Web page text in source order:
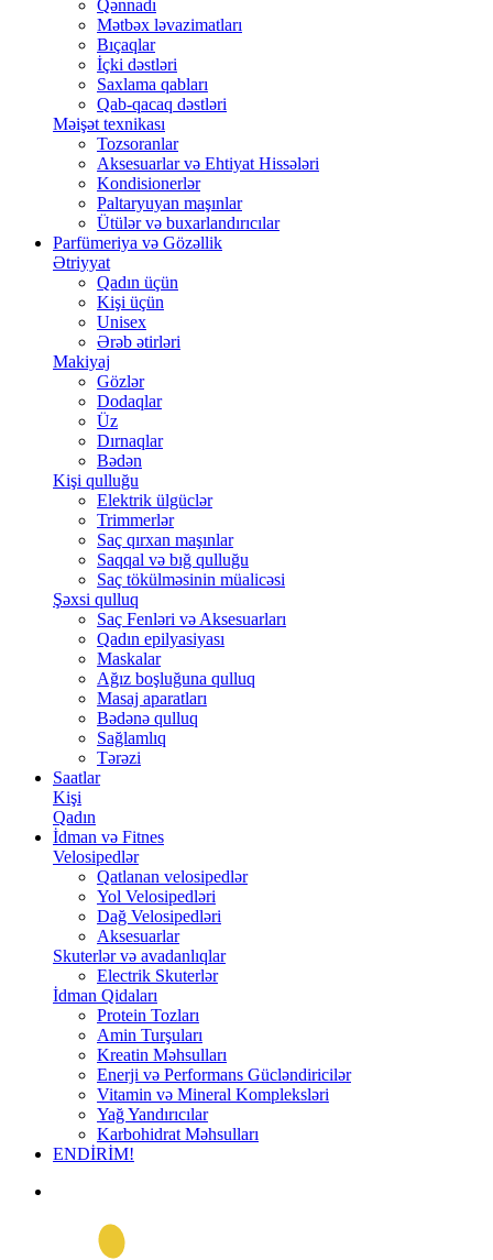
Qənnadı
Mətbəx ləvazimatları
Bıçaqlar
İçki dəstləri
Saxlama qabları
Qab-qacaq dəstləri
Məişət texnikası
Tozsoranlar
Aksesuarlar və Ehtiyat Hissələri
Kondisionerlər
Paltaryuyan maşınlar
Ütülər və buxarlandırıcılar
Parfümeriya və Gözəllik
Ətriyyat
Qadın üçün
Kişi üçün
Unisex
Ərəb ətirləri
Makiyaj
Gözlər
Dodaqlar
Üz
Dırnaqlar
Bədən
Kişi qulluğu
Elektrik ülgüclər
Trimmerlər
Saç qırxan maşınlar
Saqqal və bığ qulluğu
Saç tökülməsinin müalicəsi
Şəxsi qulluq
Saç Fenləri və Aksesuarları
Qadın epilyasiyası
Maskalar
Ağız boşluğuna qulluq
Masaj aparatları
Bədənə qulluq
Sağlamlıq
Tərəzi
Saatlar
Kişi
Qadın
İdman və Fitnes
Velosipedlər
Qatlanan velosipedlər
Yol Velosipedləri
Dağ Velosipedləri
Aksesuarlar
Skuterlər və avadanlıqlar
Electrik Skuterlər
İdman Qidaları
Protein Tozları
Amin Turşuları
Kreatin Məhsulları
Enerji və Performans Gücləndiricilər
Vitamin və Mineral Kompleksləri
Yağ Yandırıcılar
Karbohidrat Məhsulları
ENDİRİM!